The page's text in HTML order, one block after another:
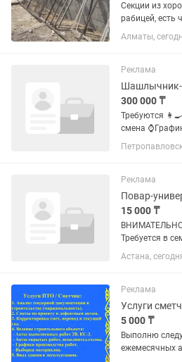
Секции из
рабицей, есть
есть двери.
для собак но
у. Толщина
Алматы,
Реклама
300 000 ₸
Требуются 👩🍳Шашлычник 16 000
смена ⌚График работы 2/2 с 10:00 до
01:00 🔥Развозка, двух разовое
питание от
Приходить на
Реклама
Повар-
15 000 ₸
Требуется в
дому. График
привычек. Самоучка или типа повар
Не тратьте
и...
Астана,
Реклама
Услуги
5 000 ₸
Выполню следующее: 1.
ежемесячных